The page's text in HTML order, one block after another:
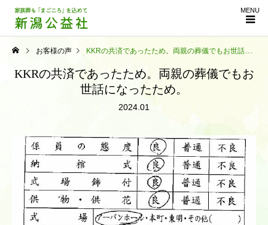
MENU
お客様の声 KKRの共済であったため。両親の葬儀でもお世話になったため。
KKRの共済であったため。両親の葬儀でもお
世話になったため。
2024.01